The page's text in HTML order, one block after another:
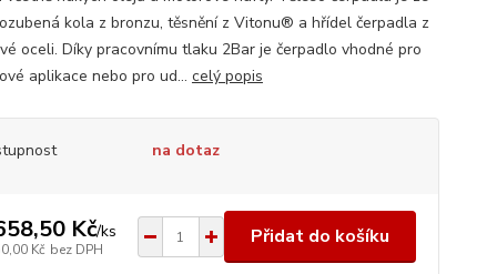
kola z bronzu, těsnění z Vitonu® a hřídel čerpadla z
oceli. Díky pracovnímu tlaku 2Bar je čerpadlo vhodné pro
aplikace nebo pro ud... celý popis
na dotaz
Kč/ks
Kč bez DPH
Přidat do košíku